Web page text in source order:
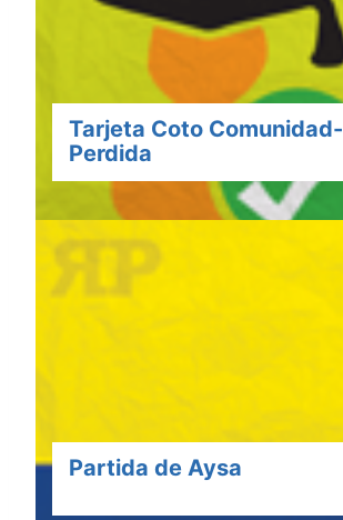
Tarjeta Coto Comunidad-
Perdida
Partida de Aysa